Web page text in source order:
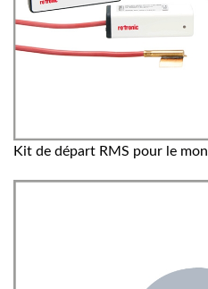
Kit de départ RMS pour le